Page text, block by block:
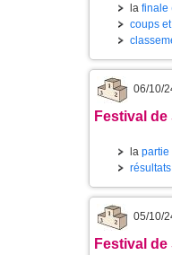
la finale
coups
06/10/
Festival
la partie
05/10/
Festival